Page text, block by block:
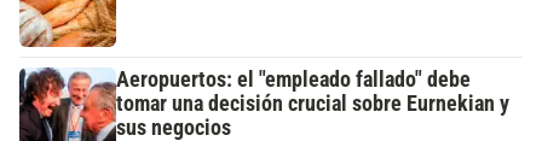
Aeropuertos: el "empleado fallado" debe
tomar una decisión crucial sobre Eurnekian y
sus negocios